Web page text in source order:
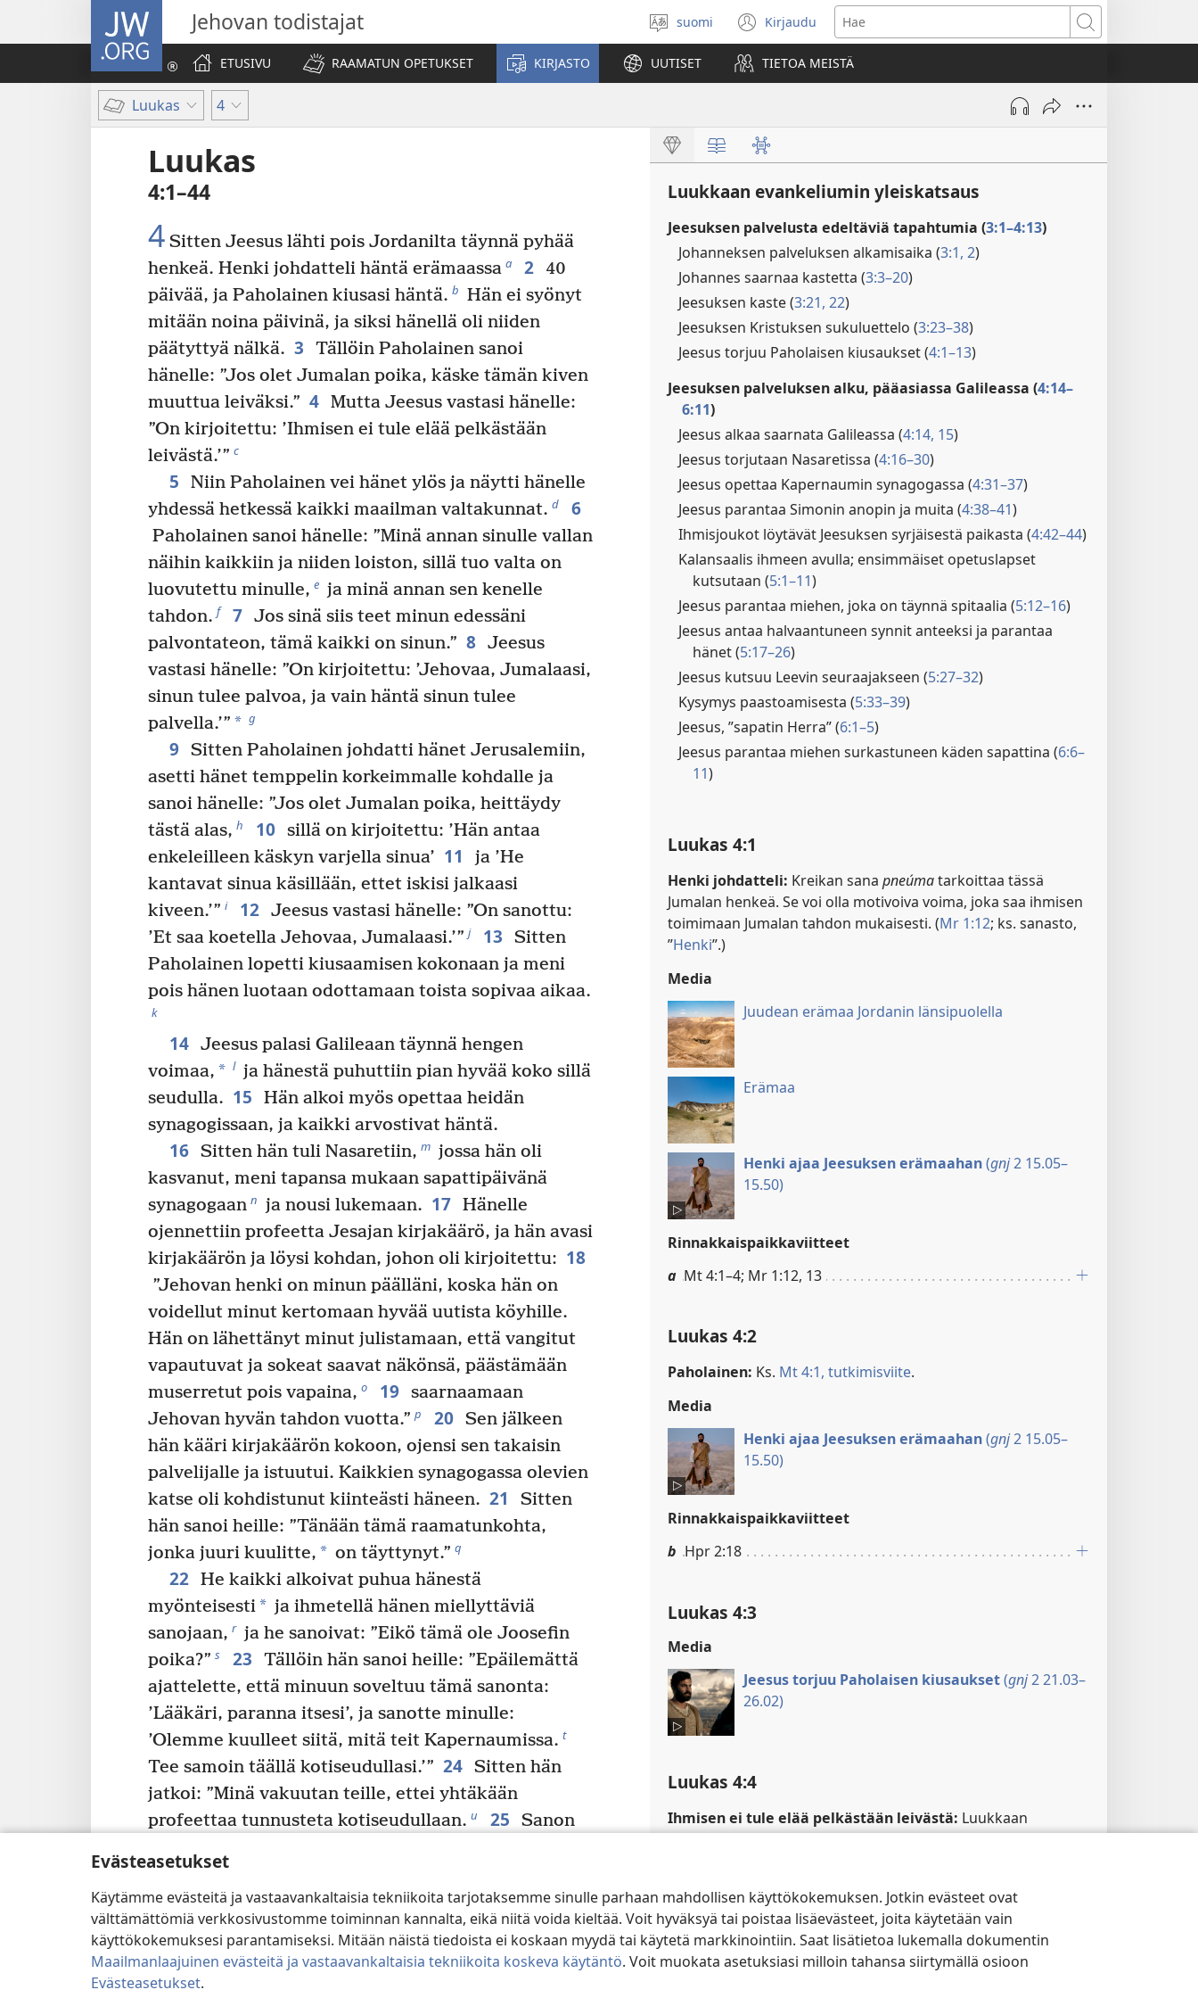
Evästeasetukset
Käytämme evästeitä ja vastaavankaltaisia tekniikoita tarjotaksemme sinulle parhaan mahdollisen käyttökokemuksen. Jotkin evästeet ovat
välttämättömiä verkkosivustomme toiminnan kannalta, eikä niitä voida kieltää. Voit hyväksyä tai poistaa lisäevästeet, joita käytetään vain
käyttökokemuksesi parantamiseksi. Mitään näistä tiedoista ei koskaan myydä tai käytetä markkinointiin. Saat lisätietoa lukemalla dokumentin
Maailmanlaajuinen evästeitä ja vastaavankaltaisia tekniikoita koskeva käytäntö. Voit muokata asetuksiasi milloin tahansa siirtymällä osioon
Evästeasetukset.
JW.ORG Jehovan todistajat
Valitse
kieli
suomi Kirjaudu
(avaa
uuden
ikkunan)
Hae
ETUSIVU
RAAMATUN OPETUKSET KIRJASTO UUTISET TIETOA MEISTÄ
Luukas 4
Luukas
4:1–44
4 Sitten Jeesus lähti pois Jordanilta täynnä pyhää
henkeä. Henki johdatteli häntä erämaassa a 2
40
päivää, ja Paholainen kiusasi häntä. b Hän ei syönyt
mitään noina päivinä, ja siksi hänellä oli niiden
päätyttyä nälkä. 3
Tällöin Paholainen sanoi
hänelle: ”Jos olet Jumalan poika, käske tämän kiven
muuttua leiväksi.” 4 Mutta Jeesus vastasi hänelle:
”On kirjoitettu: ’Ihmisen ei tule elää pelkästään
leivästä.’” c
5
Niin Paholainen vei hänet ylös ja näytti hänelle
yhdessä hetkessä kaikki maailman valtakunnat. d 6
Paholainen sanoi hänelle: ”Minä annan sinulle vallan
näihin kaikkiin ja niiden loiston, sillä tuo valta on
luovutettu minulle, e ja minä annan sen kenelle
tahdon. f 7 Jos sinä siis teet minun edessäni
palvontateon, tämä kaikki on sinun.” 8 Jeesus
vastasi hänelle: ”On kirjoitettu: ’Jehovaa, Jumalaasi,
sinun tulee palvoa, ja vain häntä sinun tulee
palvella.’” * g
9 Sitten Paholainen johdatti hänet Jerusalemiin,
asetti hänet temppelin korkeimmalle kohdalle ja
sanoi hänelle: ”Jos olet Jumalan poika, heittäydy
tästä alas, h 10 sillä on kirjoitettu: ’Hän antaa
enkeleilleen käskyn varjella sinua’ 11
ja ’He
kantavat sinua käsillään, ettet iskisi jalkaasi
kiveen.’” i 12 Jeesus vastasi hänelle: ”On sanottu:
’Et saa koetella Jehovaa, Jumalaasi.’” j 13
Sitten
Paholainen lopetti kiusaamisen kokonaan ja meni
pois hänen luotaan odottamaan toista sopivaa aikaa.
k
14 Jeesus palasi Galileaan täynnä hengen
voimaa, * l ja hänestä puhuttiin pian hyvää koko sillä
seudulla. 15
Hän alkoi myös opettaa heidän
synagogissaan, ja kaikki arvostivat häntä.
16 Sitten hän tuli Nasaretiin, m jossa hän oli
kasvanut, meni tapansa mukaan sapattipäivänä
synagogaan n ja nousi lukemaan. 17 Hänelle
ojennettiin profeetta Jesajan kirjakäärö, ja hän avasi
kirjakäärön ja löysi kohdan, johon oli kirjoitettu: 18
”Jehovan henki on minun päälläni, koska hän on
voidellut minut kertomaan hyvää uutista köyhille.
Hän on lähettänyt minut julistamaan, että vangitut
vapautuvat ja sokeat saavat näkönsä, päästämään
muserretut pois vapaina, o 19 saarnaamaan
Jehovan hyvän tahdon vuotta.” p 20 Sen jälkeen
hän kääri kirjakäärön kokoon, ojensi sen takaisin
palvelijalle ja istuutui. Kaikkien synagogassa olevien
katse oli kohdistunut kiinteästi häneen. 21
Sitten
hän sanoi heille: ”Tänään tämä raamatunkohta,
jonka juuri kuulitte, * on täyttynyt.” q
22 He kaikki alkoivat puhua hänestä
myönteisesti* ja ihmetellä hänen miellyttäviä
sanojaan, r ja he sanoivat: ”Eikö tämä ole Joosefin
poika?” s 23
Tällöin hän sanoi heille: ”Epäilemättä
ajattelette, että minuun soveltuu tämä sanonta:
’Lääkäri, paranna itsesi’, ja sanotte minulle:
’Olemme kuulleet siitä, mitä teit Kapernaumissa. t
Tee samoin täällä kotiseudullasi.’” 24 Sitten hän
jatkoi: ”Minä vakuutan teille, ettei yhtäkään
profeettaa tunnusteta kotiseudullaan. u 25
Sanon
Elian päivinä, kun taivas oli suljettuna kolme vuotta
ja kuusi kuukautta ja koko maahan tuli suuri
nälänhätä. v 26 Eliaa ei kuitenkaan lähetetty heistä
kenenkään luo vaan sen sijaan erään lesken * luo
Sarpatiin Sidonin maahan.
Luukkaan evankeliumin yleiskatsaus
Jeesuksen palvelusta edeltäviä tapahtumia (3:1–4:13)
Johanneksen palveluksen alkamisaika (3:1, 2)
Johannes saarnaa kastetta (3:3–20)
Jeesuksen kaste (3:21, 22)
Jeesuksen Kristuksen sukuluettelo (3:23–38)
Jeesus torjuu Paholaisen kiusaukset (4:1–13)
Jeesuksen palveluksen alku, pääasiassa Galileassa (4:14–
6:11)
Jeesus alkaa saarnata Galileassa (4:14, 15)
Jeesus torjutaan Nasaretissa (4:16–30)
Jeesus opettaa Kapernaumin synagogassa (4:31–37)
Jeesus parantaa Simonin anopin ja muita (4:38–41)
Ihmisjoukot löytävät Jeesuksen syrjäisestä paikasta (4:42–44)
Kalansaalis ihmeen avulla; ensimmäiset opetuslapset
kutsutaan (5:1–11)
Jeesus parantaa miehen, joka on täynnä spitaalia (5:12–16)
Jeesus antaa halvaantuneen synnit anteeksi ja parantaa
hänet (5:17–26)
Jeesus kutsuu Leevin seuraajakseen (5:27–32)
Kysymys paastoamisesta (5:33–39)
Jeesus, ”sapatin Herra” (6:1–5)
Jeesus parantaa miehen surkastuneen käden sapattina (6:6–
11)
Luukas 4:1
Henki johdatteli: Kreikan sana pneúmatarkoittaa tässä
Jumalan henkeä. Se voi olla motivoiva voima, joka saa ihmisen
toimimaan Jumalan tahdon mukaisesti. (Mr 1:12; ks. sanasto,
”Henki”.)
Media
Juudean erämaa Jordanin länsipuolella
Erämaa
Henki ajaa Jeesuksen erämaahan(gnj2 15.05–
15.50)
Rinnakkaispaikkaviitteet
a Mt 4:1–4; Mr 1:12, 13
Luukas 4:2
Paholainen: Ks. Mt 4:1, tutkimisviite.
Media
Henki ajaa Jeesuksen erämaahan(gnj2 15.05–
15.50)
Rinnakkaispaikkaviitteet
b Hpr 2:18
Luukas 4:3
Media
Jeesus torjuu Paholaisen kiusaukset(gnj2 21.03–
26.02)
Luukas 4:4
Ihmisen ei tule elää pelkästään leivästä: Luukkaan
kertomuksessa Jeesus lainaa lyhyemmän osan5Mo 8:3:sta
lisäämällä sanat ”vaan jokaisesta Jumalan sanasta”, niin että
Luukkaan kertomuksesta tulee samanlainen kuin on
rinnakkaiskertomus. Varhaisemmat käsikirjoitukset tukevat
kuitenkin Luukkaan kertomuksen lyhyempää lukutapaa. On